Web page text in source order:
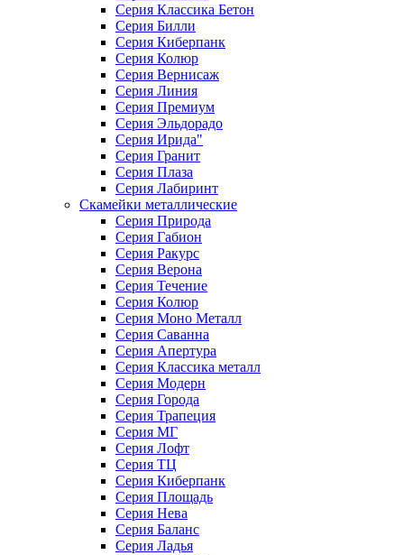
Серия Классика Бетон
Серия Билли
Серия Киберпанк
Серия Колюр
Серия Вернисаж
Серия Линия
Серия Премиум
Серия Эльдорадо
Серия Ирида"
Серия Гранит
Серия Плаза
Серия Лабиринт
Скамейки металлические
Серия Природа
Серия Габион
Серия Ракурс
Серия Верона
Серия Течение
Серия Колюр
Серия Моно Металл
Серия Саванна
Серия Апертура
Серия Классика металл
Серия Модерн
Серия Города
Серия Трапеция
Серия МГ
Серия Лофт
Серия ТЦ
Серия Киберпанк
Серия Площадь
Серия Нева
Серия Баланс
Серия Ладья